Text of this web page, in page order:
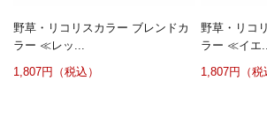
野草・リコリスカラー ブレンドカ
ラー ≪レッ...
1,807円（税込）
野草・リコ
ラー ≪イエ...
1,807円（税